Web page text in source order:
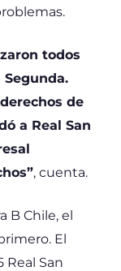
todos
de
a Real San
, cuenta.
B Chile, el
El
San